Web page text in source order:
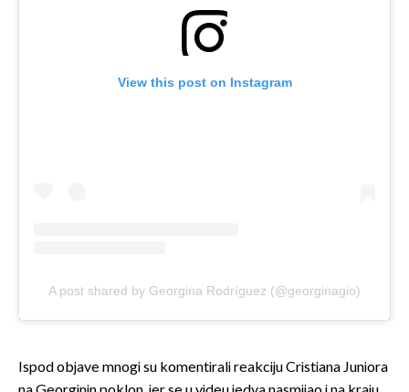
View this post on Instagram
A post shared by Georgina Rodríguez (@georginagio)
Ispod objave mnogi su komentirali reakciju Cristiana Juniora